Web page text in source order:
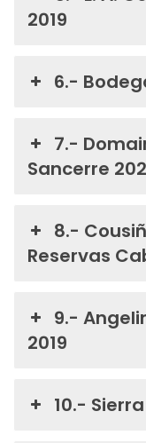
2019
6.-
7.-
Sancerre
8.-
Reservas
9.-
2019
10.-